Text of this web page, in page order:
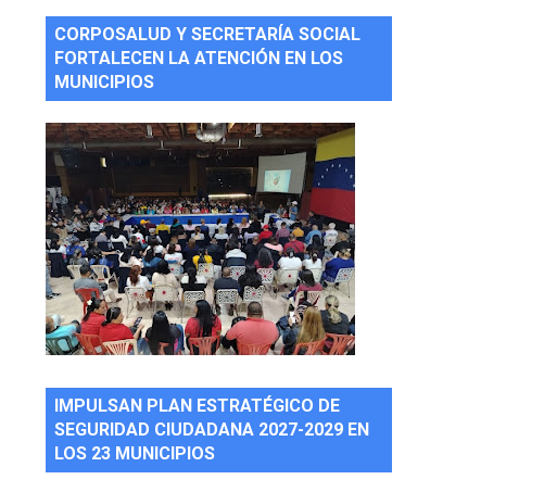
CORPOSALUD Y SECRETARÍA SOCIAL
FORTALECEN LA ATENCIÓN EN LOS
MUNICIPIOS
IMPULSAN PLAN ESTRATÉGICO DE
SEGURIDAD CIUDADANA 2027-2029 EN
LOS 23 MUNICIPIOS